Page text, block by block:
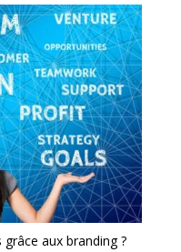
aux branding ?